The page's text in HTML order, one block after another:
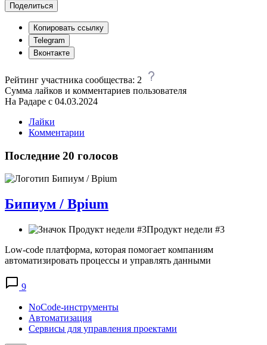
Поделиться
Копировать ссылку
Telegram
Вконтакте
Рейтинг участника сообщества: 2
Сумма лайков и комментариев пользователя
На Радаре с 04.03.2024
Лайки
Комментарии
Последние 20 голосов
Бипиум / Bpium
Продукт недели #3
Low-code платформа, которая помогает компаниям
автоматизировать процессы и управлять данными
9
NoCode-инструменты
Автоматизация
Сервисы для управления проектами